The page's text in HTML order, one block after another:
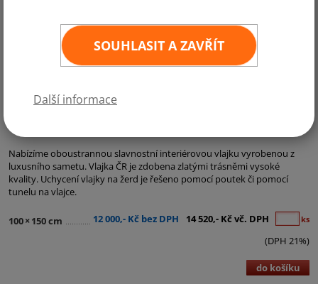
SOUHLASIT A ZAVŘÍT
Další informace
Kategorie:Česká vlajka - Vlajka ČR
Nabízíme oboustrannou slavnostní interiérovou vlajku vyrobenou z
luxusního sametu. Vlajka ČR je zdobena zlatými trásněmi vysoké
kvality. Uchycení vlajky na žerd je řešeno pomocí poutek či pomocí
tunelu na vlajce.
100× 150 cm 12 000,- Kč bez DPH 14 520,- Kč vč. DPH ks
(DPH 21%)
do košíku